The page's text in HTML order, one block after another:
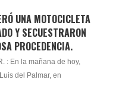
UNA MOTOCICLETA
Y SECUESTRARON
PROCEDENCIA.
: En la mañana de hoy,
del Palmar, en